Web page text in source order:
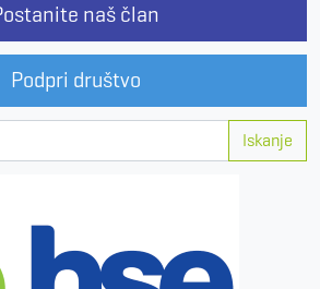
naš član
Podpri društvo
Iskanje